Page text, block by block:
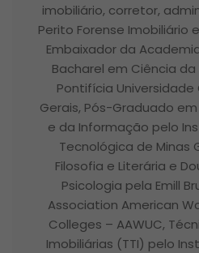
imobiliário, corretor,
Perito Forense Imobiliário
Embaixador da
Bacharel em Ciência
Pontifícia
Gerais, Pós-Graduado
e da Informação pelo
Tecnológica de Minas
Filosofia e Literária e
Psicologia pela Emill
Association American
Colleges – AAWUC,
Imobiliárias (TTI) pelo